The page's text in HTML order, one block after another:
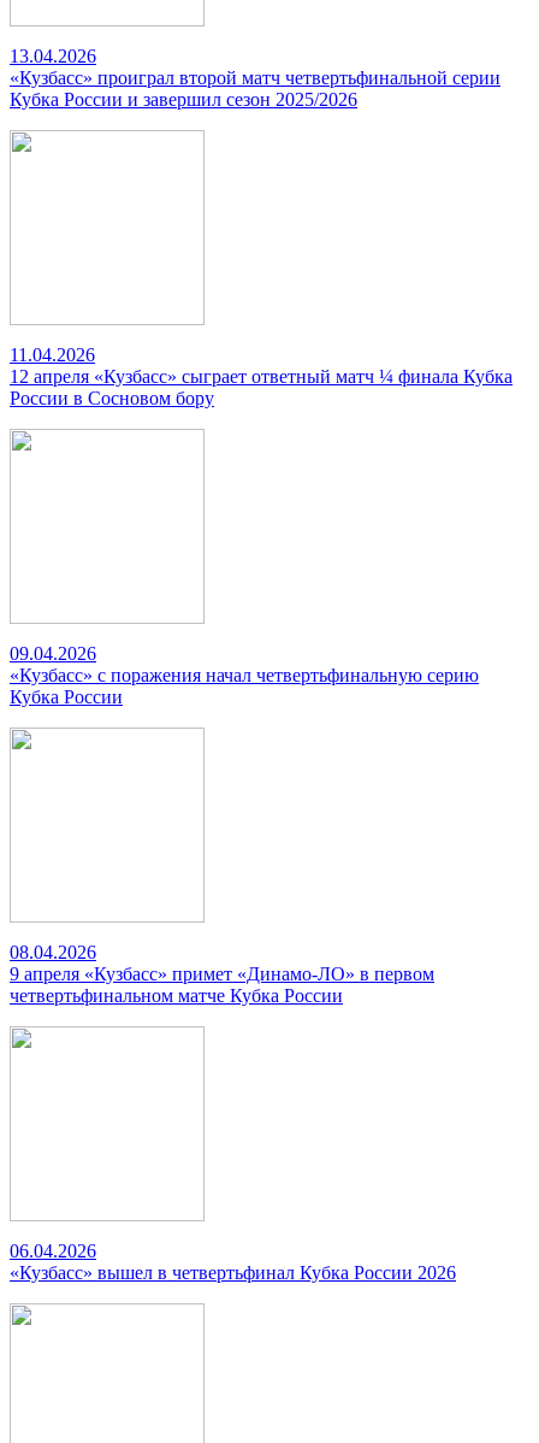
13.04.2026
«Кузбасс» проиграл второй матч четвертьфинальной серии
Кубка России и завершил сезон 2025/2026
11.04.2026
12 апреля «Кузбасс» сыграет ответный матч ¼ финала Кубка
России в Сосновом бору
09.04.2026
«Кузбасс» с поражения начал четвертьфинальную серию
Кубка России
08.04.2026
9 апреля «Кузбасс» примет «Динамо-ЛО» в первом
четвертьфинальном матче Кубка России
06.04.2026
«Кузбасс» вышел в четвертьфинал Кубка России 2026